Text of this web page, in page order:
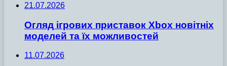
21.07.2026
Огляд ігрових приставок Xbox новітніх
моделей та їх можливостей
11.07.2026